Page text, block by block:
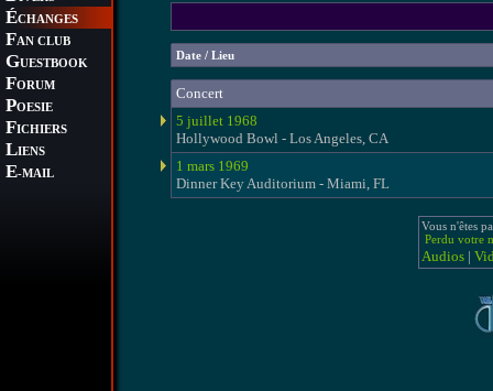
ÉCHANGES
FAN CLUB
GUESTBOOK
FORUM
POESIE
FICHIERS
LIENS
E-MAIL
Date / Lieu
Concert
5 juillet 1968
Hollywood Bowl - Los Angeles, CA
1 mars 1969
Dinner Key Auditorium - Miami, FL
Vous n'êtes
Perdu votre
Audios|